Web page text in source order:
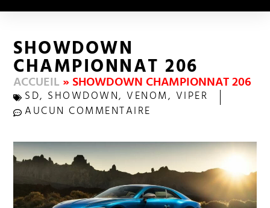
SHOWDOWN
CHAMPIONNAT 206
ACCUEIL»SHOWDOWN CHAMPIONNAT 206
SD, SHOWDOWN,VENOM, VIPER
AUCUN COMMENTAIRE